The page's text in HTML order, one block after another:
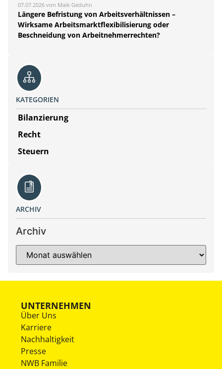
07.07.2026 von Maik Geduhn
Längere Befristung von Arbeitsverhältnissen –
Wirksame Arbeitsmarktflexibilisierung oder
Beschneidung von Arbeitnehmerrechten?
KATEGORIEN
Bilanzierung
Recht
Steuern
ARCHIV
Archiv
UNTERNEHMEN
Über Uns
Karriere
Nachhaltigkeit
Presse
NWB Familie